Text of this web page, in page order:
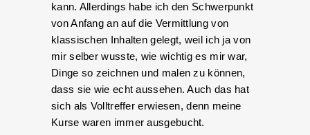
kann. Allerdings habe ich den Schwerpunkt
von Anfang an auf die Vermittlung von
klassischen Inhalten gelegt, weil ich ja von
mir selber wusste, wie wichtig es mir war,
Dinge so zeichnen und malen zu können,
dass sie wie echt aussehen. Auch das hat
sich als Volltreffer erwiesen, denn meine
Kurse waren immer ausgebucht.